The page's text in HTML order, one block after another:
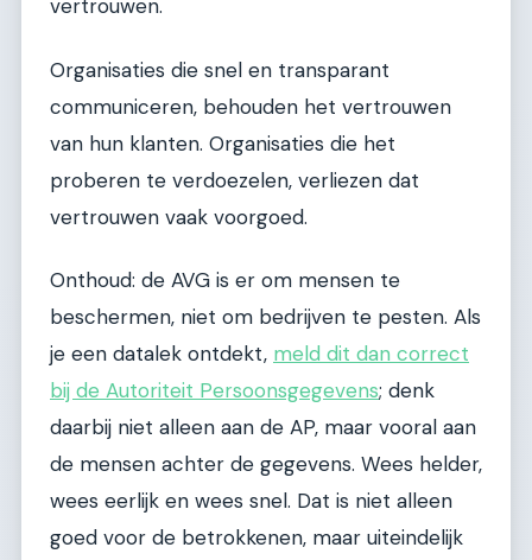
vertrouwen.
Organisaties die snel en transparant
communiceren, behouden het vertrouwen
van hun klanten. Organisaties die het
proberen te verdoezelen, verliezen dat
vertrouwen vaak voorgoed.
Onthoud: de AVG is er om mensen te
beschermen, niet om bedrijven te pesten. Als
je een datalek ontdekt, meld dit dan correct
bij de Autoriteit Persoonsgegevens; denk
daarbij niet alleen aan de AP, maar vooral aan
de mensen achter de gegevens. Wees helder,
wees eerlijk en wees snel. Dat is niet alleen
goed voor de betrokkenen, maar uiteindelijk